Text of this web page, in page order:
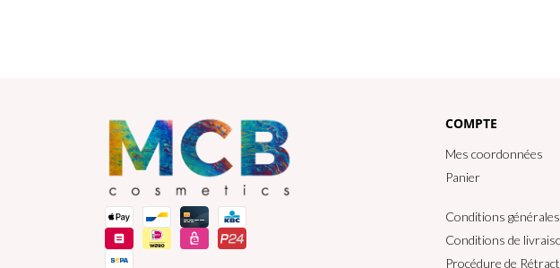
COMPTE
Mes coordonnées
Panier
Conditions générales
Conditions de
Procédure de